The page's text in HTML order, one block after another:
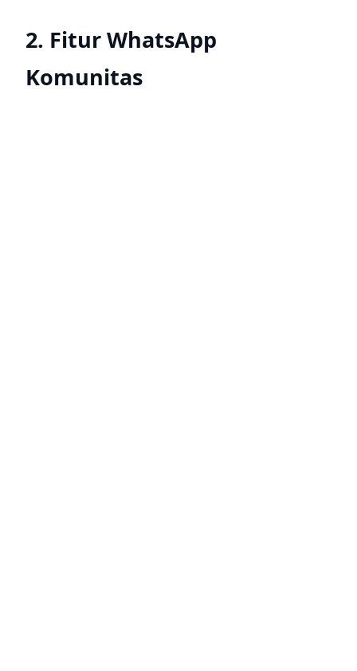
2. Fitur WhatsApp
Komunitas